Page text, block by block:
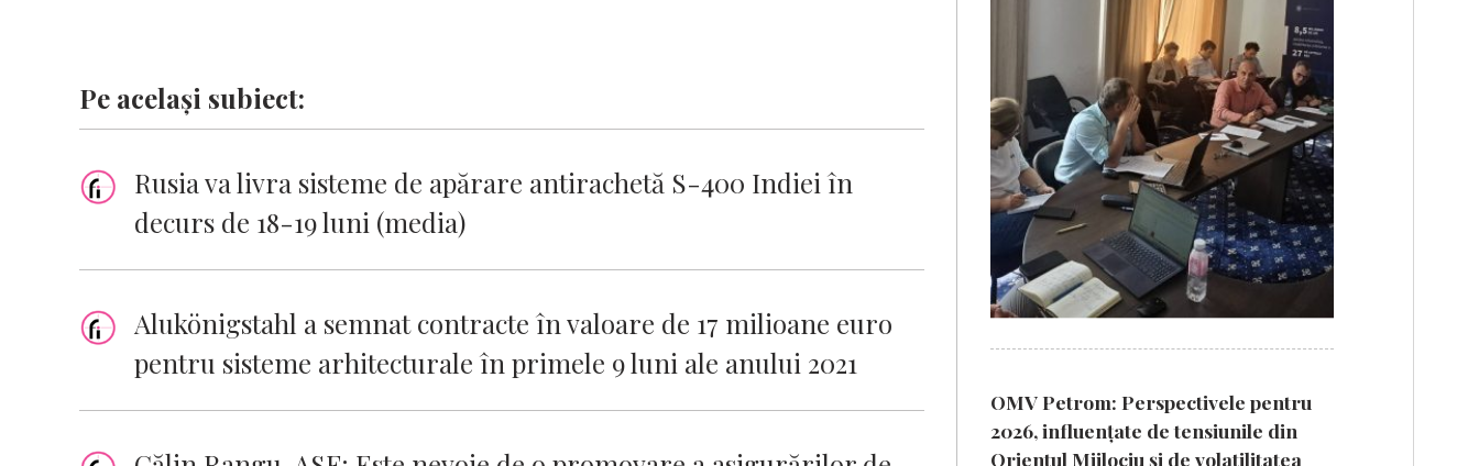
Pe același subiect:
Rusia va livra sisteme de apărare antirachetă S-400 Indiei în
decurs de 18-19 luni (media)
Alukönigstahl a semnat contracte în valoare de 17 milioane euro
pentru sisteme arhitecturale în primele 9 luni ale anului 2021
OMV Petrom: Perspectivele pentru
2026, influențate de tensiunile din
Orientul Mijlociu și de volatilitatea